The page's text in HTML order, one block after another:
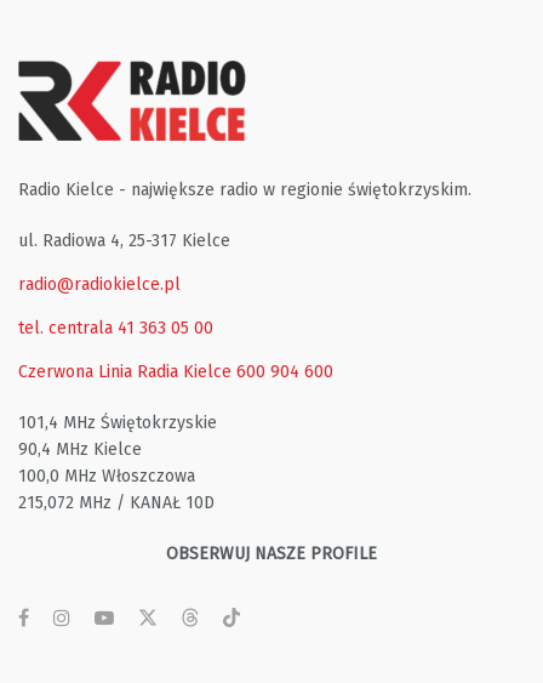
Radio Kielce - największe radio w regionie świętokrzyskim.
ul. Radiowa 4, 25-317 Kielce
radio@radiokielce.pl
tel. centrala 41 363 05 00
Czerwona Linia Radia Kielce 600 904 600
101,4 MHz Świętokrzyskie
90,4 MHz Kielce
100,0 MHz Włoszczowa
215,072 MHz / KANAŁ 10D
OBSERWUJ NASZE PROFILE